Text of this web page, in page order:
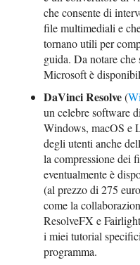
che consente di
file multimediali e
tornano utili per
guida. Da notare
Microsoft è
DaVinci Resolve(
un celebre software
Windows, macOS e
degli utenti anche
la compressione dei
eventualmente è
(al prezzo di 275
come la
ResolveFX e
i miei tutorial
programma.